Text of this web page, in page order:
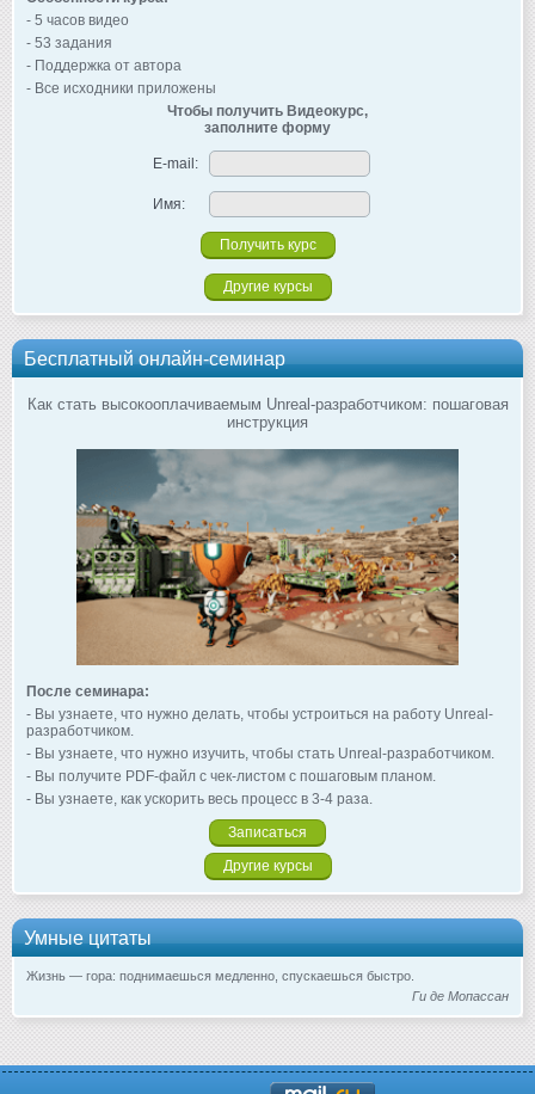
- 5 часов видео
- 53 задания
- Поддержка от автора
- Все исходники приложены
Чтобы получить Видеокурс,
заполните форму
E-mail:
Имя:
Другие курсы
Бесплатный онлайн-семинар
Как стать высокооплачиваемым Unreal-разработчиком: пошаговая
инструкция
После семинара:
- Вы узнаете, что нужно делать, чтобы устроиться на работу Unreal-
разработчиком.
- Вы узнаете, что нужно изучить, чтобы стать Unreal-разработчиком.
- Вы получите PDF-файл с чек-листом с пошаговым планом.
- Вы узнаете, как ускорить весь процесс в 3-4 раза.
Записаться
Другие курсы
Умные цитаты
Жизнь — гора: поднимаешься медленно, спускаешься быстро.
Ги де Мопассан